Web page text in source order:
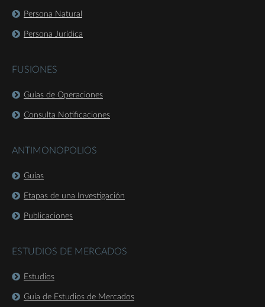
Persona Natural
Persona Jurídica
FUSIONES
Guías de Operaciones
Consulta Notificaciones
ANTIMONOPOLIOS
Guías
Etapas de una Investigación
Publicaciones
ESTUDIOS DE MERCADOS
Estudios
Guía de Estudios de Mercados